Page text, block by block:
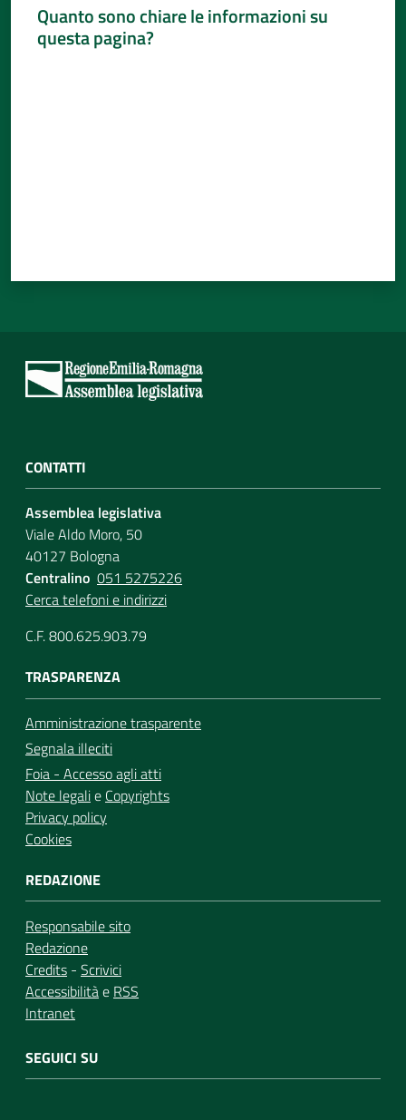
Quanto sono chiare le informazioni su
questa pagina?
CONTATTI
Assemblea legislativa
Viale Aldo Moro, 50
40127 Bologna
Centralino 051 5275226
Cerca telefoni e indirizzi
C.F. 800.625.903.79
TRASPARENZA
Amministrazione trasparente
Segnala illeciti
Foia - Accesso agli atti
Note legalie Copyrights
Privacy policy
Cookies
REDAZIONE
Responsabile sito
Redazione
Credits - Scrivici
Accessibilitàe RSS
Intranet
SEGUICI SU